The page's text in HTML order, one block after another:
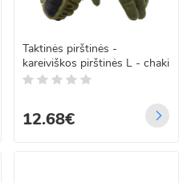
Taktinės pirštinės -
kareiviškos pirštinės L - chaki
12.68€